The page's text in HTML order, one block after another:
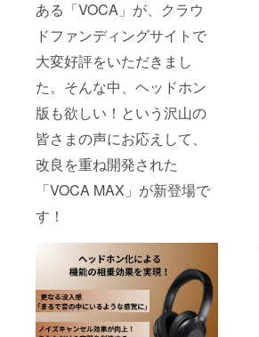
ある「VOCA」が、クラウ
ドファンディングサイトで
大変好評をいただきまし
た。そんな中、ヘッドホン
版も欲しい！という沢山の
皆さまの声にお応えして、
改良を重ね開発された
「VOCA MAX」が新登場で
す！